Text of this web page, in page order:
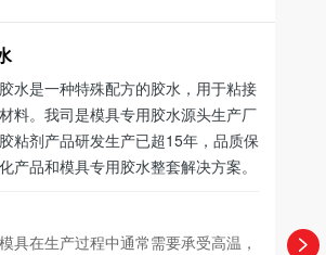
用于粘接
头生产厂
年，品质保
决方案。
受高温，
恒硕广告专用胶指的是一类
和室外广告牌的制作和安装
告布与广告布，广告布与金
的必备工具。
固化速度快、强度高